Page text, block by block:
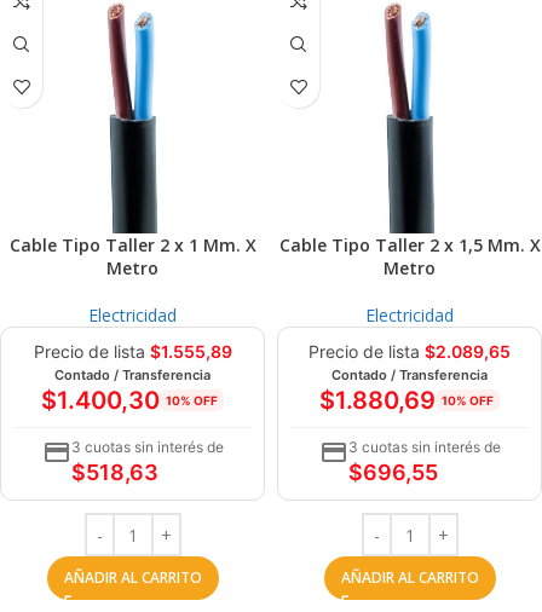
Cable Tipo Taller 2 x 1 Mm. X
Metro
Electricidad
Precio de lista $1.555,89
Contado / Transferencia
$1.400,30 10% OFF
3 cuotas sin interés de
$518,63
AÑADIR AL CARRITO
Cable Tipo Taller 2 x 1,5 Mm. X
Metro
Electricidad
Precio de lista $2.089,65
Contado / Transferencia
$1.880,69 10% OFF
3 cuotas sin interés de
$696,55
AÑADIR AL CARRITO